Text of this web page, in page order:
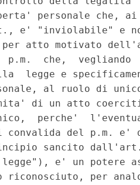
personale che,
e' "inviolabile" e
per atto motivato
p.m.  che,  vegliando
legge e
al ruolo di
di un atto coercitivo
perche'
convalida del p.m.
sancito dall'art.
e' un potere
per